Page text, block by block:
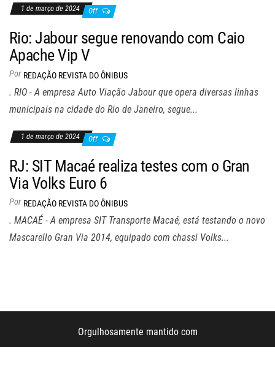
1 de março de 2024 Off
Rio: Jabour segue renovando com Caio
Apache Vip V
Por REDAÇÃO REVISTA DO ÔNIBUS
. RIO - A empresa Auto Viação Jabour que opera diversas linhas
municipais na cidade do Rio de Janeiro, segue...
1 de março de 2024 Off
RJ: SIT Macaé realiza testes com o Gran
Via Volks Euro 6
Por REDAÇÃO REVISTA DO ÔNIBUS
. MACAÉ - A empresa SIT Transporte Macaé, está testando o novo
Mascarello Gran Via 2014, equipado com chassi Volks...
Orgulhosamente mantido com